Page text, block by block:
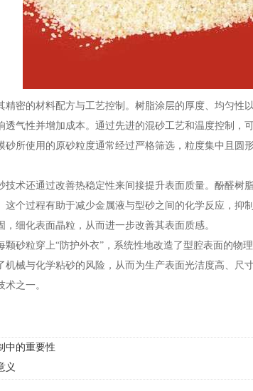
的材料配方与工艺控制。树脂涂层的厚度、均匀性
透气性并增加成本。通过先进的混砂工艺和温度控制
砂所使用的原砂粒度通常经过严格筛选，粒度集中且
还通过改善热稳定性来间接提升表面质量。酚醛树
这个过程有助于减少金属液与型砂之间的化学反应，抑
细化表面晶粒，从而进一步改善其表面质感。
粒穿上“防护外衣”，系统性地改造了型腔表面的物
机械与化学粘砂的风险，从而为生产表面光洁度高、
之一。
中的重要性
义